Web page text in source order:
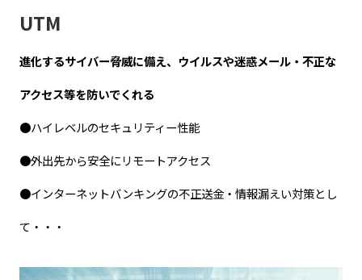
UTM
進化するサイバー脅威に備え、ウイルスや迷惑メール・不正な
アクセス等を防いでくれる
●ハイレベルのセキュリティー性能
●外出先から安全にリモートアクセス
●インターネットバンキングの不正送金・情報漏えい対策とし
て・・・